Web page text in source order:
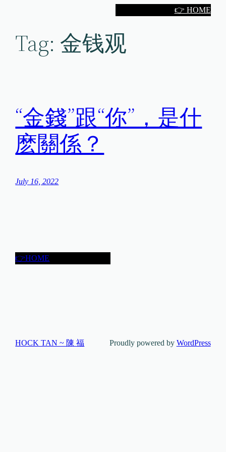
👉 HOME
Tag: 金钱观
“金錢”跟“你”，是什
麽關係？
July 16, 2022
👉HOME
HOCK TAN ~ 陳 福 Proudly powered by WordPress